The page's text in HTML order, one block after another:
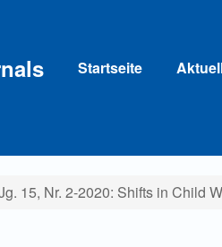
Startseite
15, Nr. 2-2020: Shifts in Child